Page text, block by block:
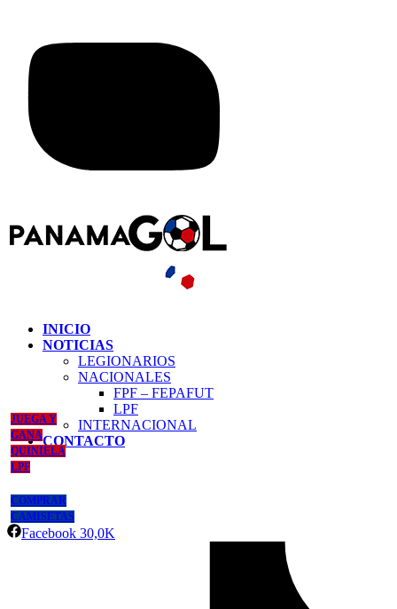
INICIO
NOTICIAS
LEGIONARIOS
NACIONALES
FPF – FEPAFUT
LPF
INTERNACIONAL
CONTACTO
JUEGA Y
GANA
QUINIELA
LPF
COMPRAR
CAMISETAS
Facebook 30,0K